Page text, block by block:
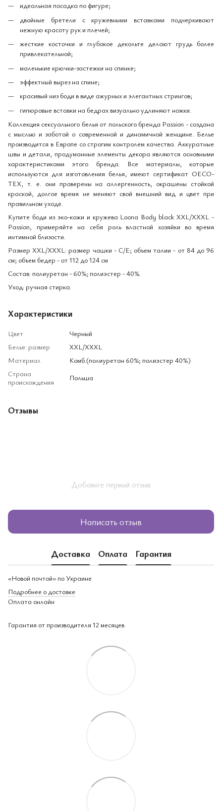
идеальная посадка по фигуре;
двойные бретели с кружевными вставками подчеркивают
нежную красоту рук и плечей;
жесткие косточки и глубокое декольте делают грудь более
привлекательной;
маленькие крючки-застежки на спинке;
эффектный вырез на спине;
красивый низ боди в виде ажурных и элегантных стрингов;
гипюровые вставки на бедрах визуально удлиняют ножки.
Коллекция сексуального белья от польского бренда Passion - создана
с мыслью и заботой о современной и динамичной женщине. Белье
производится в Европе со строгим контролем качества. Аккуратные
швы и детали, продуманные элементы декора являются основными
характеристиками этого бренда. Все материалы, которые
используются для изготовления белья, имеют сертификат OECO-
TEX, т. е. они проверены на аллергенность, окрашены стойкой
краской, долгое время не меняют свой внешний вид и цвет при
правильном уходе.
Купите боди из эко-кожи и кружева Loona Body black XXL/XXXL -
Passion, примеряйте на себя роль властной хозяйки во время
интимной близости.
Размер XXL/XXXL: размер чашки - C/E; объем талии - от 84 до 96
см; объем бедер - от 112 до 124 см
Состав: полиуретан - 60%; полиэстер - 40%.
Уход: ручная стирка.
Характеристики
Цвет
Черный
Белье: размер
XXL/XXXL
Материал
Комб.(полиуретан 60%; полиэстер 40%)
Страна
происхождения
Польша
Отзывы
Добавьте первый отзыв
Написать отзыв
Доставка Оплата Гарантия
«Новой почтой» по Украине
Подробнее о доставке
Оплата онлайн
Гарантия от производителя 12 месяцев